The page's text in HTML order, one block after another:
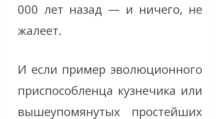
000 лет назад — и ничего, не
жалеет.
И если пример эволюционного
приспособленца кузнечика или
вышеупомянутых простейших